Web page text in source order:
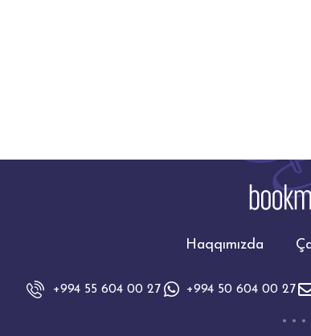
Haqqımızda
+994 55 604 00 27 +994 50 604 00 27